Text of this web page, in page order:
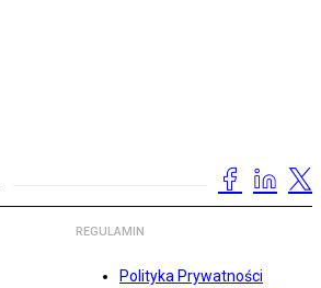
REGULAMIN
Polityka Prywatności